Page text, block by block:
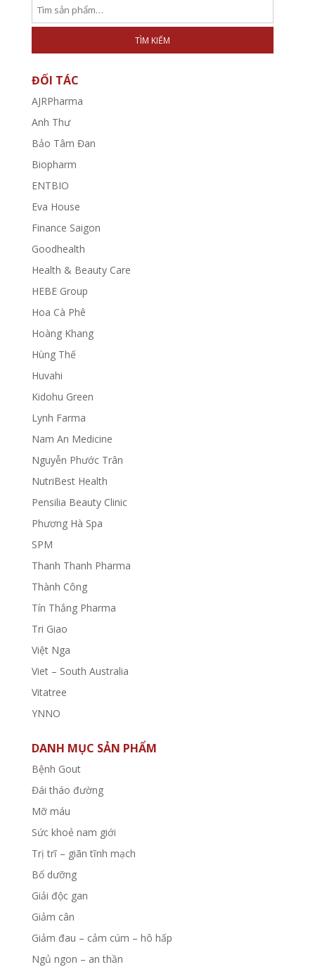
TÌM KIẾM
ĐỐI TÁC
AJRPharma
Anh Thư
Bảo Tâm Đan
Biopharm
ENTBIO
Eva House
Finance Saigon
Goodhealth
Health & Beauty Care
HEBE Group
Hoa Cà Phê
Hoàng Khang
Hùng Thế
Huvahi
Kidohu Green
Lynh Farma
Nam An Medicine
Nguyễn Phước Trân
NutriBest Health
Pensilia Beauty Clinic
Phương Hà Spa
SPM
Thanh Thanh Pharma
Thành Công
Tín Thắng Pharma
Tri Giao
Việt Nga
Viet – South Australia
Vitatree
YNNO
DANH MỤC SẢN PHẨM
Bệnh Gout
Đái tháo đường
Mỡ máu
Sức khoẻ nam giới
Trị trĩ – giãn tĩnh mạch
Bổ dưỡng
Giải độc gan
Giảm cân
Giảm đau – cảm cúm – hô hấp
Ngủ ngon – an thần